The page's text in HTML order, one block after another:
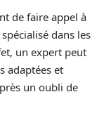
de faire appel à
dans les
un expert peut
adaptées et
un oubli de